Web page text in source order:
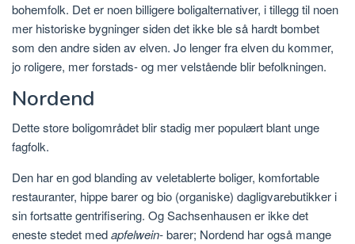
bohemfolk. Det er noen billigere boligalternativer, i tillegg til noen
mer historiske bygninger siden det ikke ble så hardt bombet
som den andre siden av elven. Jo lenger fra elven du kommer,
jo roligere, mer forstads- og mer velstående blir befolkningen.
Nordend
Dette store boligområdet blir stadig mer populært blant unge
fagfolk.
Den har en god blanding av veletablerte boliger, komfortable
restauranter, hippe barer og bio (organiske) dagligvarebutikker i
sin fortsatte gentrifisering. Og Sachsenhausen er ikke det
eneste stedet medapfelwein-barer; Nordend har også mange